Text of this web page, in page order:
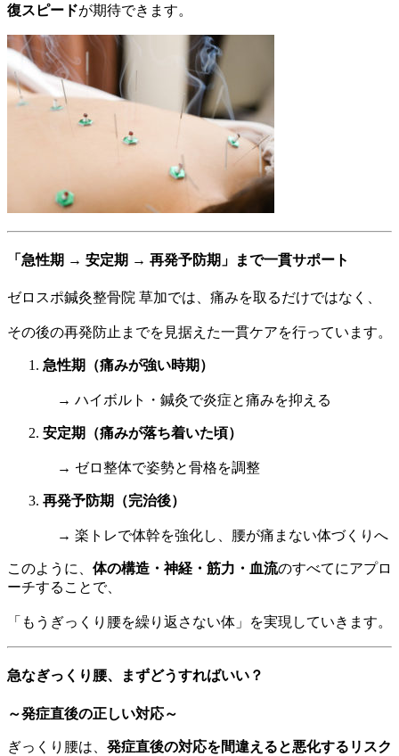
復スピードが期待できます。
「急性期 → 安定期 → 再発予防期」まで一貫サポート
ゼロスポ鍼灸整骨院 草加では、痛みを取るだけではなく、
その後の再発防止までを見据えた一貫ケアを行っています。
急性期（痛みが強い時期）
→ ハイボルト・鍼灸で炎症と痛みを抑える
安定期（痛みが落ち着いた頃）
→ ゼロ整体で姿勢と骨格を調整
再発予防期（完治後）
→ 楽トレで体幹を強化し、腰が痛まない体づくりへ
このように、 体の構造・神経・筋力・血流のすべてにアプロ
ーチすることで、
「もうぎっくり腰を繰り返さない体」を実現していきます。
急なぎっくり腰、まずどうすればいい？
～発症直後の正しい対応～
ぎっくり腰は、 発症直後の対応を間違えると悪化するリスク